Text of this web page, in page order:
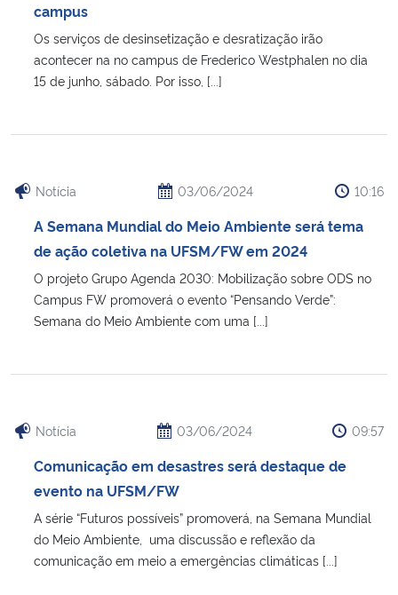
campus
Os serviços de desinsetização e desratização irão
acontecer na no campus de Frederico Westphalen no dia
15 de junho, sábado. Por isso, [...]
Notícia 03/06/2024 10:16
A Semana Mundial do Meio Ambiente será tema
de ação coletiva na UFSM/FW em 2024
O projeto Grupo Agenda 2030: Mobilização sobre ODS no
Campus FW promoverá o evento “Pensando Verde”:
Semana do Meio Ambiente com uma [...]
Notícia 03/06/2024 09:57
Comunicação em desastres será destaque de
evento na UFSM/FW
A série “Futuros possíveis” promoverá, na Semana Mundial
do Meio Ambiente, uma discussão e reflexão da
comunicação em meio a emergências climáticas [...]